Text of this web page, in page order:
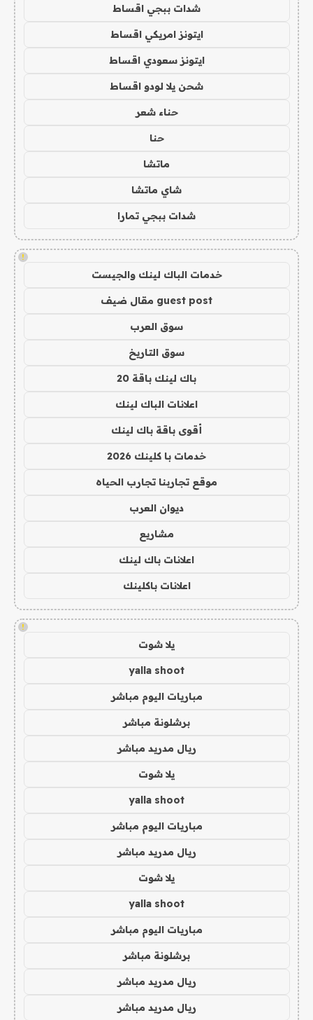
شدات ببجي اقساط
ايتونز امريكي اقساط
ايتونز سعودي اقساط
شحن يلا لودو اقساط
حناء شعر
حنا
ماتشا
شاي ماتشا
شدات ببجي تمارا
!
خدمات الباك لينك والجيست
guest post مقال ضيف
سوق العرب
سوق التاريخ
باك لينك باقة 20
اعلانات الباك لينك
أقوى باقة باك لينك
خدمات با كلينك 2026
موقع تجاربنا تجارب الحياه
ديوان العرب
مشاريع
اعلانات باك لينك
اعلانات باكلينك
!
يلا شوت
yalla shoot
مباريات اليوم مباشر
برشلونة مباشر
ريال مدريد مباشر
يلا شوت
yalla shoot
مباريات اليوم مباشر
ريال مدريد مباشر
يلا شوت
yalla shoot
مباريات اليوم مباشر
برشلونة مباشر
ريال مدريد مباشر
ريال مدريد مباشر